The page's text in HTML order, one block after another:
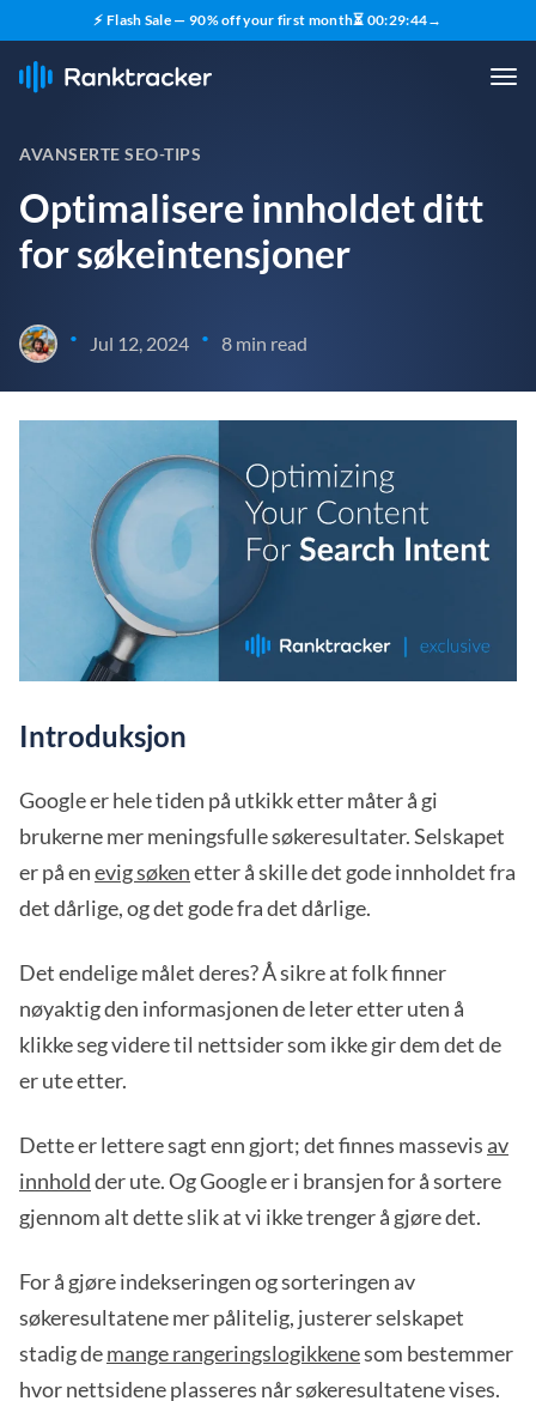
⚡ Flash Sale — 90% off your first month⏳ 00:29:43→
AVANSERTE SEO-TIPS
Optimalisere innholdet ditt
for søkeintensjoner
• Jul 12, 2024 • 8 min read
Introduksjon
Google er hele tiden på utkikk etter måter å gi
brukerne mer meningsfulle søkeresultater. Selskapet
er på enevig søkenetter å skille det gode innholdet fra
det dårlige, og det gode fra det dårlige.
Det endelige målet deres? Å sikre at folk finner
nøyaktig den informasjonen de leter etter uten å
klikke seg videre til nettsider som ikke gir dem det de
er ute etter.
Dette er lettere sagt enn gjort; det finnes massevis av
innholdder ute. Og Google er i bransjen for å sortere
gjennom alt dette slik at vi ikke trenger å gjøre det.
For å gjøre indekseringen og sorteringen av
søkeresultatene mer pålitelig, justerer selskapet
stadig demange rangeringslogikkenesom bestemmer
hvor nettsidene plasseres når søkeresultatene vises.